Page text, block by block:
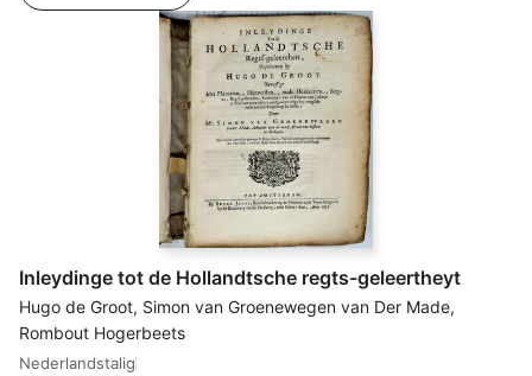
Inleydinge tot de Hollandtsche regts-geleertheyt
Hugo de Groot, Simon van Groenewegen van Der Made,
Rombout Hogerbeets
Nederlandstalig